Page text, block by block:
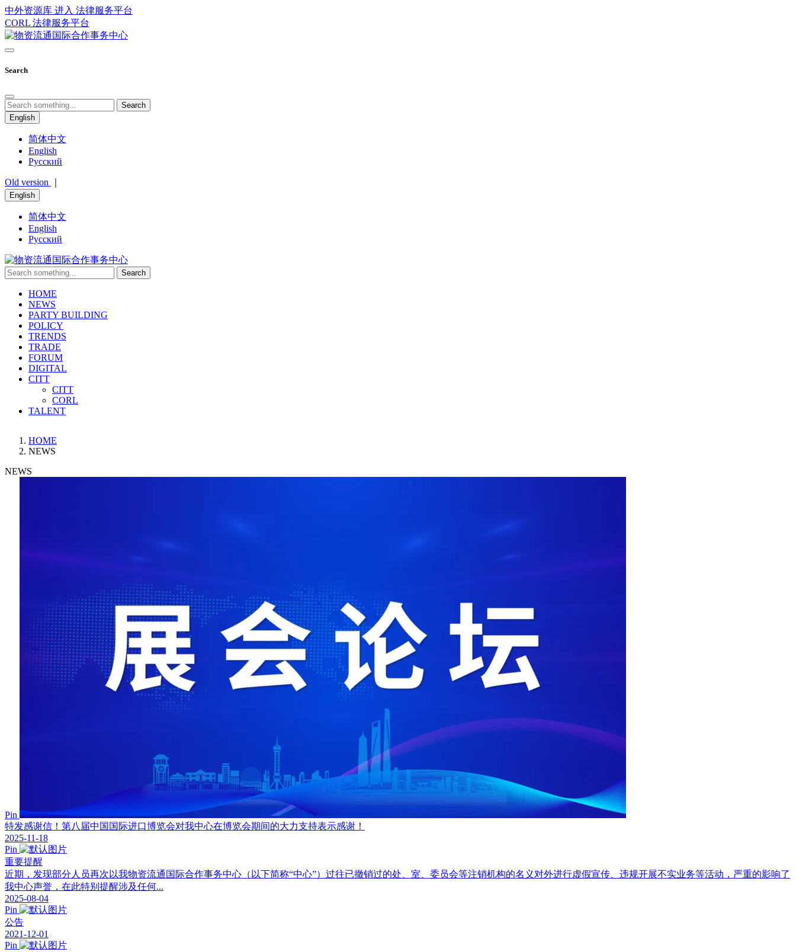
中外资源库 进入 法律服务平台
CORL 法律服务平台
Search
Search
English
简体中文
English
Русский
Old version
English
简体中文
English
Русский
Search
HOME
NEWS
PARTY BUILDING
POLICY
TRENDS
TRADE
FORUM
DIGITAL
CITT
CITT
CORL
TALENT
HOME
NEWS
NEWS
Pin
特发感谢信！第八届中国国际进口博览会对我中心在博览会期间的大力支持表示感谢！
2025-11-18
Pin
重要提醒
近期，发现部分人员再次以我物资流通国际合作事务中心（以下简称“中心”）过往已撤销过的处、室、委员会等注销机构的名义对外进行虚假宣传、违规开展不实业务等活动，严重的影响了
我中心声誉，在此特别提醒涉及任何...
2025-08-04
Pin
公告
2021-12-01
Pin